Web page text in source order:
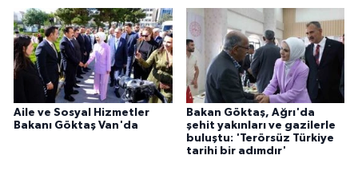
Aile ve Sosyal Hizmetler
Bakanı Göktaş Van'da
Bakan Göktaş, Ağrı'da
şehit yakınları ve gazilerle
buluştu: 'Terörsüz Türkiye
tarihi bir adımdır'